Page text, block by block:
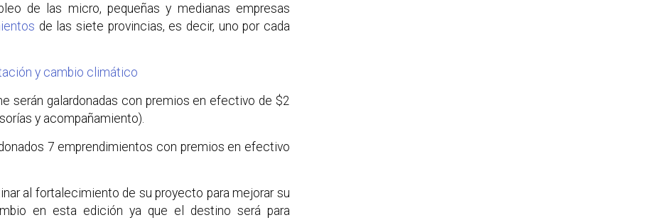
de las micro, pequeñas y medianas empresas
de las siete provincias, es decir, uno por cada
y cambio climático
serán galardonadas con premios en efectivo de $2
y acompañamiento).
7 emprendimientos con premios en efectivo
al fortalecimiento de su proyecto para mejorar su
en esta edición ya que el destino será para